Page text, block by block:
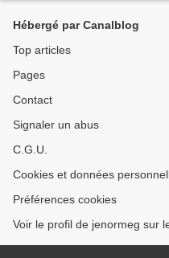
Hébergé par Canalblog
Top articles
Pages
Contact
Signaler un abus
C.G.U.
Cookies et données
Préférences cookies
Voir le profil de jenormeg sur